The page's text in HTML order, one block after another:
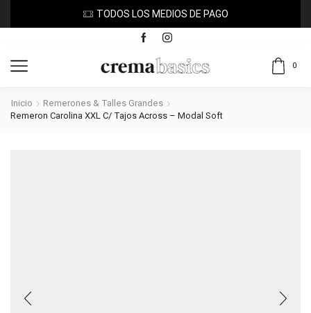
TODOS LOS MEDIOS DE PAGO
0
Inicio
Remerones & Talles Grandes
Remeron Carolina XXL C/ Tajos Across – Modal Soft